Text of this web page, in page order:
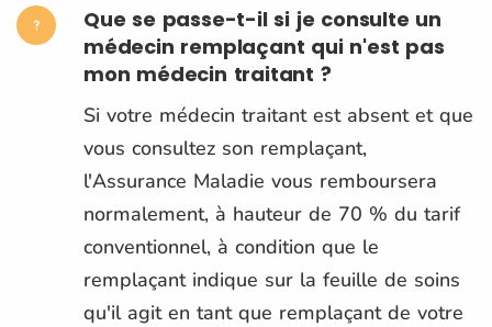
Que se passe-t-il si je consulte un
médecin remplaçant qui n'est pas
mon médecin traitant ?
Si votre médecin traitant est absent et que
vous consultez son remplaçant,
l'Assurance Maladie vous remboursera
normalement, à hauteur de 70 % du tarif
conventionnel, à condition que le
remplaçant indique sur la feuille de soins
qu'il agit en tant que remplaçant de votre